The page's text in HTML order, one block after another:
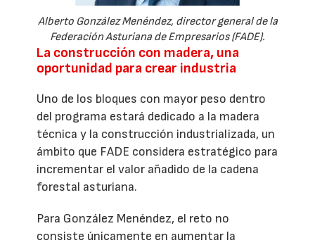
Alberto González Menéndez, director general de la
Federación Asturiana de Empresarios (FADE).
La construcción con madera, una
oportunidad para crear industria
Uno de los bloques con mayor peso dentro
del programa estará dedicado a la madera
técnica y la construcción industrializada, un
ámbito que FADE considera estratégico para
incrementar el valor añadido de la cadena
forestal asturiana.
Para González Menéndez, el reto no
consiste únicamente en aumentar la